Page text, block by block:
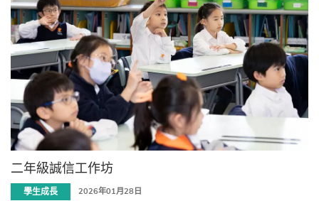
二年級誠信工作坊
學生成長 2026年01月28日